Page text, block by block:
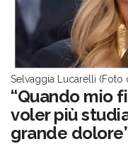
Selvaggia Lucarelli (Foto
“Quando mio
voler più
grande